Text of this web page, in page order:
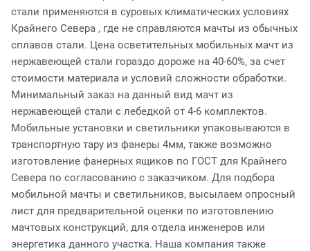
стали применяются в суровых климатических условиях
Крайнего Севера , где не справляются мачты из обычных
сплавов стали. Цена осветительных мобильных мачт из
нержавеющей стали гораздо дороже на 40-60%, за счет
стоимости материала и условий сложности обработки.
Минимальный заказ на данный вид мачт из
нержавеющей стали с лебедкой от 4-6 комплектов.
Мобильные установки и светильники упаковываются в
транспортную тару из фанеры 4мм, также возможно
изготовление фанерных ящиков по ГОСТ для Крайнего
Севера по согласованию с заказчиком. Для подбора
мобильной мачты и светильников, высылаем опросный
лист для предварительной оценки по изготовлению
мачтовых конструкций, для отдела инженеров или
энергетика данного участка. Наша компания также